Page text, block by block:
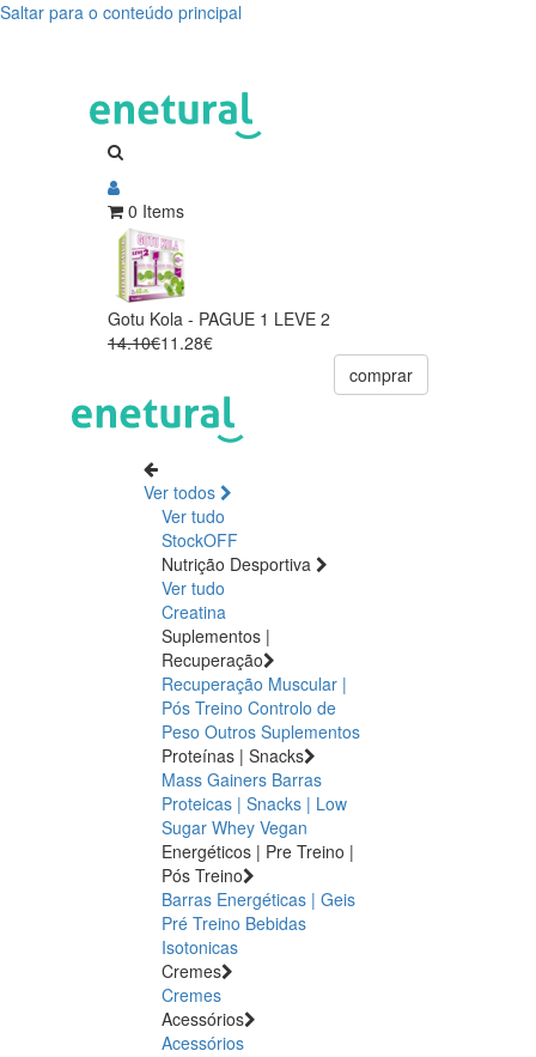
Saltar para o conteúdo principal
0 Items
Gotu Kola - PAGUE 1 LEVE 2
14.10€11.28€
comprar
Ver todos
Ver tudo
StockOFF
Nutrição Desportiva
Ver tudo
Creatina
Suplementos |
Recuperação
Recuperação Muscular |
Pós Treino Controlo de
Peso Outros Suplementos
Proteínas | Snacks
Mass Gainers Barras
Proteicas | Snacks | Low
Sugar Whey Vegan
Energéticos | Pre Treino |
Pós Treino
Barras Energéticas | Geis
Pré Treino Bebidas
Isotonicas
Cremes
Cremes
Acessórios
Acessórios